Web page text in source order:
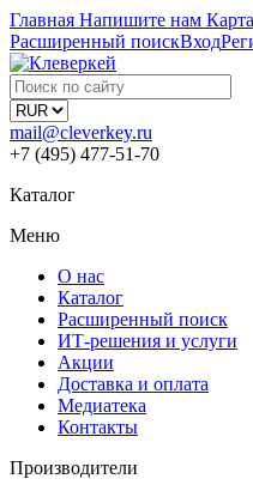
Главная Напишите нам
Расширенный поискВход
mail@cleverkey.ru
+7 (495) 477-51-70
Каталог
Меню
О нас
Каталог
Расширенный поиск
ИТ-решения и услуги
Акции
Доставка и оплата
Медиатека
Контакты
Производители